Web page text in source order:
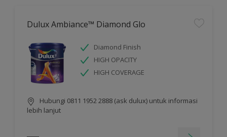
Dulux Ambiance™ Diamond Glo
Diamond Finish
HIGH OPACITY
HIGH COVERAGE
Hubungi 0811 1952 2888 (ask dulux) untuk informasi
lebih lanjut